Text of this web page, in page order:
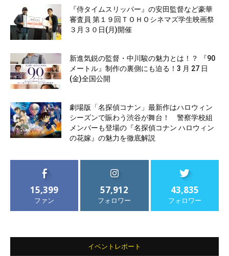
『侍タイムスリッパー』の安田監督など豪華
審査員 第１９回ＴＯＨＯシネマズ学生映画祭
３月３０日(月)開催
新進気鋭の監督・中川駿の魅力とは！？ 『90
メートル』制作の裏側にも迫る！3 月 27 日
(金)全国公開
劇場版「名探偵コナン」最新作はハロウィン
シーズンで賑わう渋谷が舞台！ 警察学校組
メンバーも登場の『名探偵コナン ハロウィン
の花嫁』の魅力を徹底解説
15,399
ファン
57,912
フォロワー
43,835
フォロワー
イベントレポート